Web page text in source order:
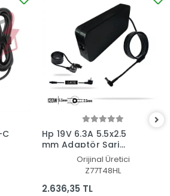
C
Hp 19V 6.3A 5.5x2.5
mm Adaptör Şarj
Aleti-CihazıOrijinal Üretici
Z77T48HL
2.636,35 TL